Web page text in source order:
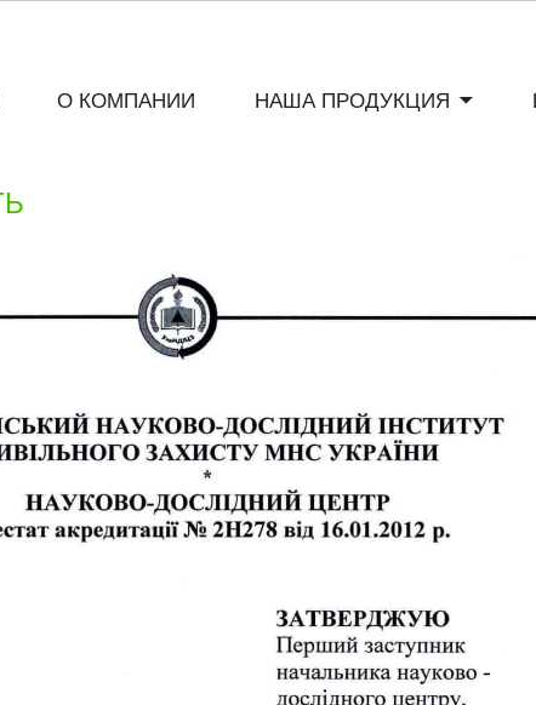
О КОМПАНИИ НАША ПРОДУКЦИЯ